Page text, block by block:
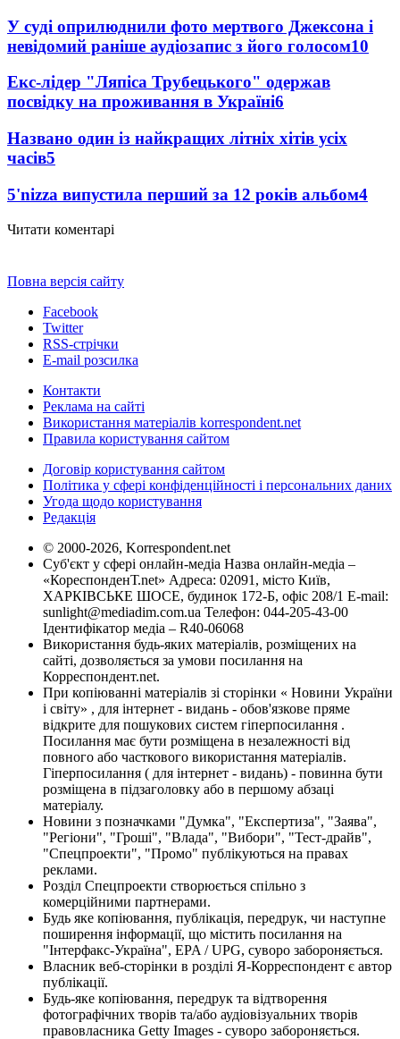
У суді оприлюднили фото мертвого Джексона і
невідомий раніше аудіозапис з його голосом10
Екс-лідер "Ляпіса Трубецького" одержав
посвідку на проживання в Україні6
Названо один із найкращих літніх хітів усіх
часів5
5'nizza випустила перший за 12 років альбом4
Читати коментарі
Повна версія сайту
Facebook
Twitter
RSS-стрічки
E-mail розсилка
Контакти
Реклама на сайті
Використання матеріалів korrespondent.net
Правила користування сайтом
Договір користування сайтом
Політика у сфері конфіденційності і персональних даних
Угода щодо користування
Редакція
© 2000-2026, Korrespondent.net
Суб'єкт у сфері онлайн-медіа Назва онлайн-медіа –
«КореспонденТ.net» Адреса: 02091, місто Київ,
ХАРКІВСЬКЕ ШОСЕ, будинок 172-Б, офіс 208/1 E-mail:
sunlight@mediadim.com.ua Телефон: 044-205-43-00
Ідентифікатор медіа – R40-06068
Використання будь-яких матеріалів, розміщених на
сайті, дозволяється за умови посилання на
Корреспондент.net.
При копіюванні матеріалів зі сторінки « Новини України
і світу» , для інтернет - видань - обов'язкове пряме
відкрите для пошукових систем гіперпосилання .
Посилання має бути розміщена в незалежності від
повного або часткового використання матеріалів.
Гіперпосилання ( для інтернет - видань) - повинна бути
розміщена в підзаголовку або в першому абзаці
матеріалу.
Новини з позначками "Думка", "Експертиза", "Заява",
"Регіони", "Гроші", "Влада", "Вибори", "Тест-драйв",
"Спецпроекти", "Промо" публікуються на правах
реклами.
Розділ Спецпроекти створюється спільно з
комерційними партнерами.
Будь яке копіювання, публікація, передрук, чи наступне
поширення інформації, що містить посилання на
"Інтерфакс-Україна", EPA / UPG, суворо забороняється.
Власник веб-сторінки в розділі Я-Корреспондент є автор
публікації.
Будь-яке копіювання, передрук та відтворення
фотографічних творів та/або аудіовізуальних творів
правовласника Getty Images - суворо забороняється.